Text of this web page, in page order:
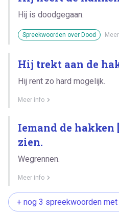
Hij is doodgegaan.
Spreekwoorden over Dood
Hij trekt aan de
Hij rent zo hard mogelijk.
Meer info
Iemand de
zien.
Wegrennen.
Meer info
+ nog 3 spreekwoorden met